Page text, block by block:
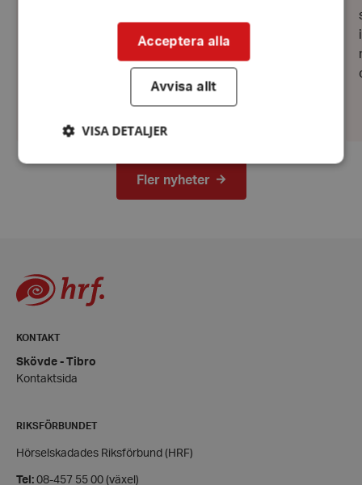
Fler nyheter
KONTAKT
Skövde - Tibro
Kontaktsida
RIKSFÖRBUNDET
Hörselskadades Riksförbund (HRF)
Tel: 08-457 55 00 (växel)
Acceptera alla
Avvisa allt
VISA DETALJER
Strikt nödvändigt Prestanda
Inriktning
och kontohantering. Webbplatsen kan inte
användas ordentligt utan strikt nödvändiga cookies.
wordpress_test_cookie